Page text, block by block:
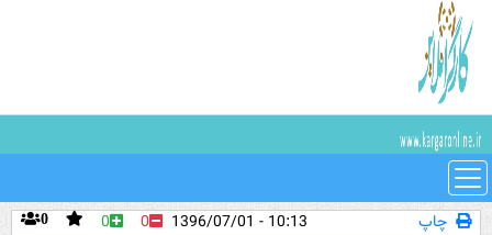
چاپ 0 0 0
10:13 - 1396/07/01